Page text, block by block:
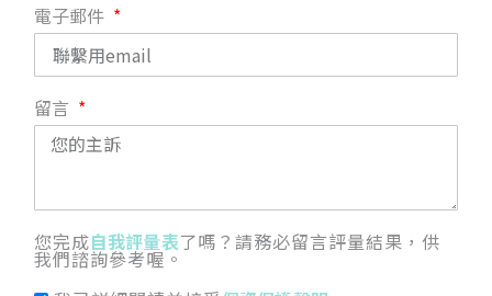
電子郵件
留言
您完成自我評量表了嗎？請務必留言評量結果，供
我們諮詢參考喔。